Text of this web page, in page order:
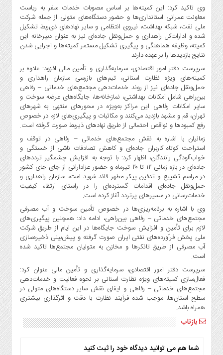
کشاورزی
و
صنایع
غذایی
سیاسی
و
بین
الملل
نگاه
روز
گوناگون
وی تاکید کرد: این کمیته‌ها بر اساس مصوبات خدمات سفر به ریاست
معاونت عمرانی استانداری‌ها و حضور دستگاه‌های متولی از جمله شرکت
ملی نفت، شبکه بهداشت، نیروی انتظامی و سایر نهادهای ذی‌ربط تشکیل
شده‌ و ادارات‌کل راهداری و حمل‌ونقل جاده‌ای نیز به عنوان دبیرخانه این
کمیته، وظیفه هماهنگی و پیگیری تشکیل مستمر کمیته‌ها و اجرایی شدن
نتایج بازدیدها را بر عهده دارند.
سرپرست دفتر امور اقتصادی، سرمایه‌گذاری و تأمین مالی افزود: علاوه بر
کمیته‌های ویژه نظارت استانی، تیم‌های بازرسی سازمان راهداری و
حمل‌ونقل جاده‌ای نیز از روند خدمات‌دهی مجتمع‌های خدماتی – رفاهی
بین‌راهی شامل امکانات بهداشتی، نمازخانه‌ها، جایگاه‌های عرضه سوخت و
سایر امکانات رفاهی این مراکز به‌ویژه در محورهای منتهی به شهرهای
تهران، قم و مشهد بازدید می‌کنند و مکاتبات و پیگیری‌های لازم در خصوص
رفع کمبودها و نواقص احتمالی از طریق نهادهای ذیربط صورت گرفته است.
زمانیان با اشاره به نقش مجتمع‌های خدماتی – رفاهی در توقف و
استراحت کوتاه کاربران جاده‌ای و کاهش تصادفات ناشی از خستگی و
خواب‌آلودگی رانندگان، اظهار کرد: با توجه به افزایش چشمگیر ترددهای
جاده‌ای در بازه زمانی ۱۲ تا ۲۰ تیرماه و حضور عزادارانی از جای جای کشور
در مراسم تشییع و تدفین پیکر مطهر قائد شهید امت، سازمان راهداری و
حمل‌ونقل جاده‌ای اقدامات گسترده‌ای را در راستای ارتقاء کیفیت
خدمات‌رسانی در مسیرهای پرتردد آغاز کرده است.
وی با اشاره به برنامه‌ریزی‌ها در خصوص تأمین سوخت و آب مصرفی
مجتمع‌های خدماتی – رفاهی بین‌راهی، ادامه داد: همچنین پیگیری‌های
لازم برای تأمین و افزایش سوخت جایگاه‌ها در این ایام از طریق شرکت
ملی پخش فرآورده‌های نفتی ایران صورت گرفته و پیش‌بینی ذخیره‌سازی
آب مصرفی از طریق تانکرها و مخازن به متولیان مجتمع‌ها تاکید شده
است.
سرپرست دفتر امور اقتصادی، سرمایه‌گذاری و تأمین مالی عنوان کرد:
فعال‌سازی کمیته‌های ویژه نظارت استانی بر نحوه فعالیت و خدمات‌دهی
مجتمع‌های خدماتی – رفاهی و ایفای نقش سایر دستگاه‌های متولی در
سطح استان‌ها، موجب شده فرآیند نظارت با دقت و اثرگذاری بیشتری
همراه باشد.
بازتاب
شما هم می توانید دیدگاه خود را ثبت کنید